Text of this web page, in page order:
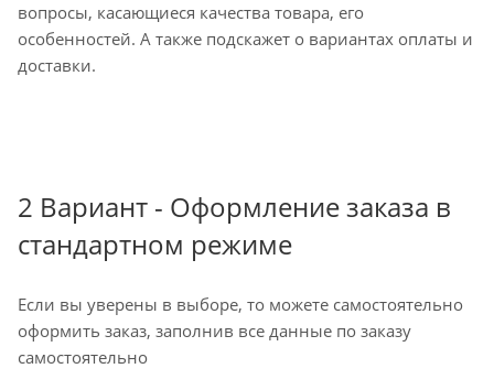
вопросы, касающиеся качества товара, его
особенностей. А также подскажет о вариантах оплаты и
доставки.
2 Вариант - Оформление заказа в
стандартном режиме
Если вы уверены в выборе, то можете самостоятельно
оформить заказ, заполнив все данные по заказу
самостоятельно